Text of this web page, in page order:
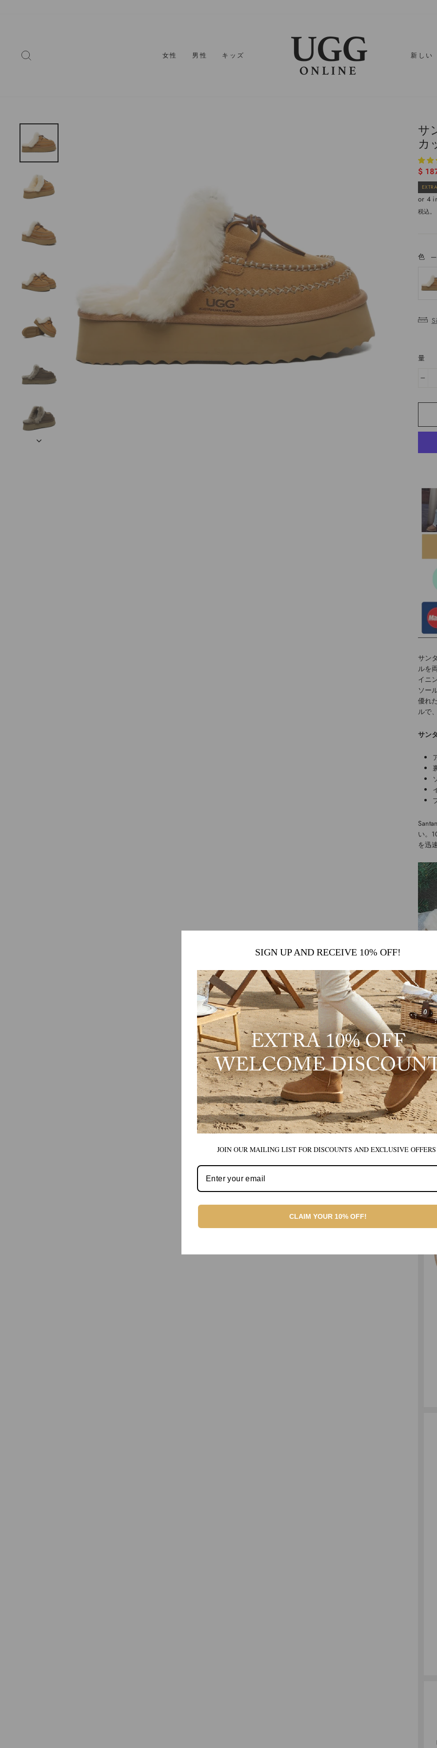
女性 男性 キッズ 新しい
サ
カ
通
常
価
格
$
税込
色
量
サン
ルを
イニ
ソー
優れ
ルで
サン
い。
を迅
SIGN UP AND RECEIVE 10% OFF!
JOIN OUR MAILING LIST FOR DISCOUNTS AND EXCLUSIVE
CLAIM YOUR 10% OFF!